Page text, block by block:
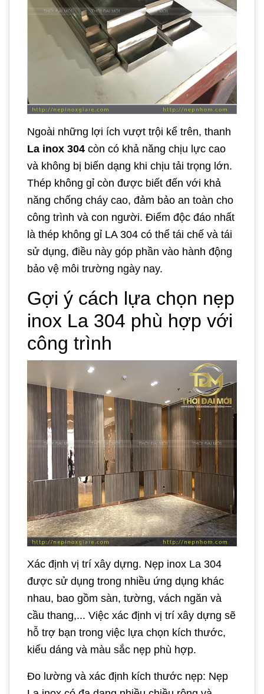
Ngoài những lợi ích vượt trội kể trên, thanh
La inox 304 còn có khả năng chịu lực cao
và không bị biến dạng khi chịu tải trọng lớn.
Thép không gỉ còn được biết đến với khả
năng chống cháy cao, đảm bảo an toàn cho
công trình và con người. Điểm độc đáo nhất
là thép không gỉ LA 304 có thể tái chế và tái
sử dụng, điều này góp phần vào hành động
bảo vệ môi trường ngày nay.
Gợi ý cách lựa chọn nẹp
inox La 304 phù hợp với
công trình
Xác định vị trí xây dựng. Nẹp inox La 304
được sử dụng trong nhiều ứng dụng khác
nhau, bao gồm sàn, tường, vách ngăn và
cầu thang,... Việc xác định vị trí xây dựng sẽ
hỗ trợ bạn trong việc lựa chọn kích thước,
kiểu dáng và màu sắc nẹp phù hợp.
Đo lường và xác định kích thước nẹp: Nẹp